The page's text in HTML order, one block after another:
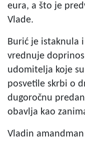
eura, a što je
Vlade.
Burić je istaknula
vrednuje
udomitelja koje
posvetile skrbi o
dugoročnu
obavlja kao
Vladin